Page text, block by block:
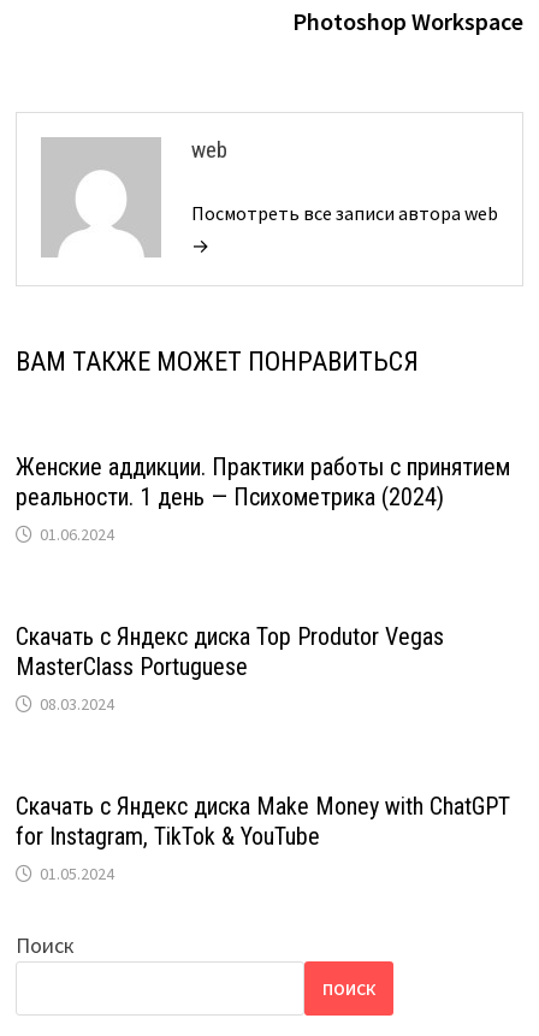
Photoshop Workspace
web
Посмотреть все записи автора web
→
ВАМ ТАКЖЕ МОЖЕТ ПОНРАВИТЬСЯ
Женские аддикции. Практики работы с принятием
реальности. 1 день — Психометрика (2024)
01.06.2024
Скачать с Яндекс диска Top Produtor Vegas
MasterClass Portuguese
08.03.2024
Скачать с Яндекс диска Make Money with ChatGPT
for Instagram, TikTok & YouTube
01.05.2024
Поиск
ПОИСК